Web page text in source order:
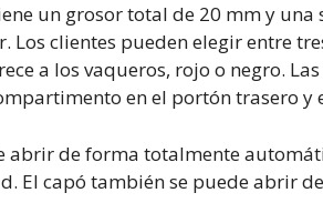
un grosor total de 20 mm y
Los clientes pueden elegir entre
a los vaqueros, rojo o negro.
en el portón trasero
abrir de forma totalmente
El capó también se puede abrir